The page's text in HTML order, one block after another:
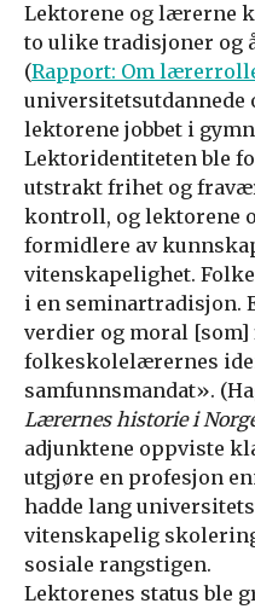
Lektorene og lærerne
to ulike tradisjoner og
(Rapport: Om
universitetsutdannede
lektorene jobbet i
Lektoridentiteten ble
utstrakt frihet og
kontroll, og lektorene
formidlere av
vitenskapelighet.
i en seminartradisjon.
verdier og moral
folkeskolelærernes
samfunnsmandat».
Lærernes historie i
adjunktene oppviste
utgjøre en profesjon
hadde lang
vitenskapelig
sosiale rangstigen.
Lektorenes status ble